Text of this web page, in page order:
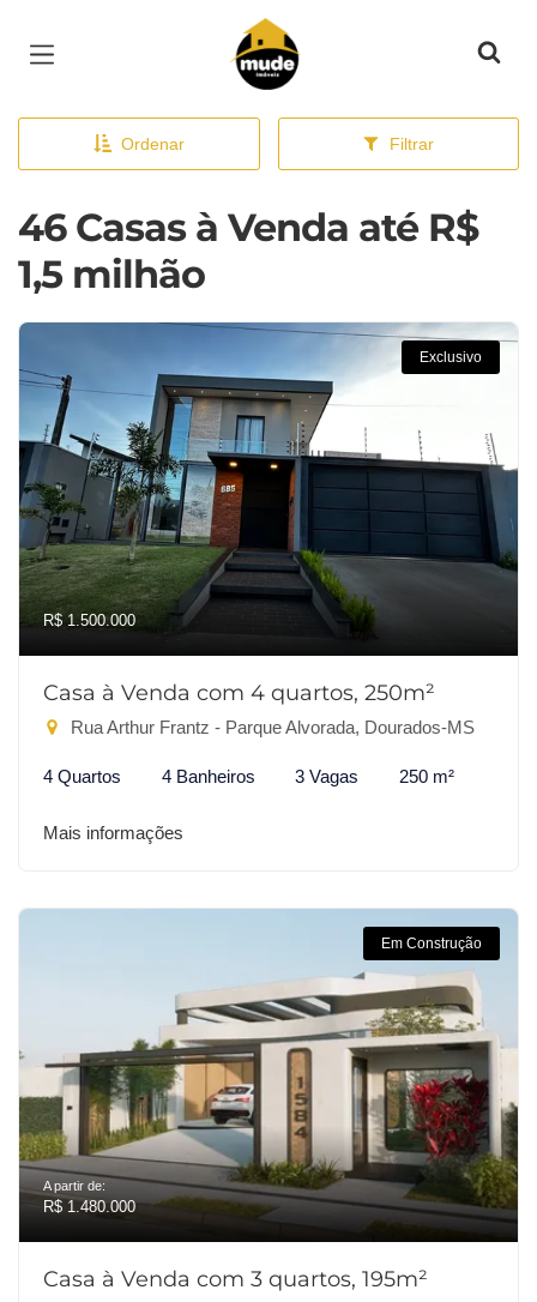
Página inicial
Ordenar Filtrar
46 Casas à Venda até R$
1,5 milhão
Exclusivo
R$ 1.500.000
Casa à Venda com 4 quartos, 250m²
Rua Arthur Frantz - Parque Alvorada, Dourados-MS
4 Quartos 4 Banheiros 3 Vagas 250 m²
Mais informações
Em Construção
A partir de:
R$ 1.480.000
Casa à Venda com 3 quartos, 195m²